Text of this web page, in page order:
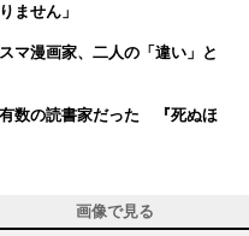
ません」
マ漫画家、二人の「違い」と
数の読書家だった 『死ぬほ
画像で見る